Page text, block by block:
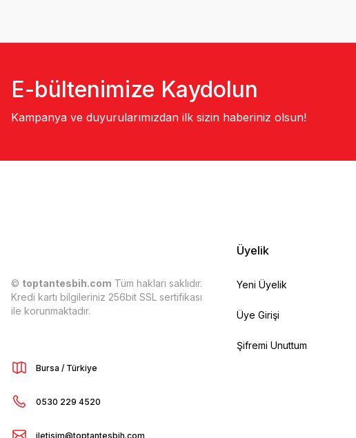
E-bültenimize Kaydolun
Kampanya ve duyurularımızdan ilk sizin haberiniz olsun!
© toptantesbih.com Tüm hakları saklıdır.
Kredi kartı bilgileriniz 256bit SSL sertifikası
ile korunmaktadır.
Bursa / Türkiye
0530 229 4520
iletisim@toptantesbih.com
Üyelik
Yeni Üyelik
Üye Girişi
Şifremi Unuttum